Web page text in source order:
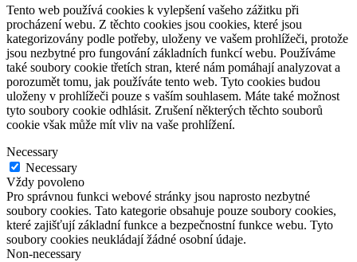
Tento web používá cookies k vylepšení vašeho zážitku při
procházení webu. Z těchto cookies jsou cookies, které jsou
kategorizovány podle potřeby, uloženy ve vašem prohlížeči, protože
jsou nezbytné pro fungování základních funkcí webu. Používáme
také soubory cookie třetích stran, které nám pomáhají analyzovat a
porozumět tomu, jak používáte tento web. Tyto cookies budou
uloženy v prohlížeči pouze s vaším souhlasem. Máte také možnost
tyto soubory cookie odhlásit. Zrušení některých těchto souborů
cookie však může mít vliv na vaše prohlížení.
Necessary
Necessary
Vždy povoleno
Pro správnou funkci webové stránky jsou naprosto nezbytné
soubory cookies. Tato kategorie obsahuje pouze soubory cookies,
které zajišťují základní funkce a bezpečnostní funkce webu. Tyto
soubory cookies neukládají žádné osobní údaje.
Non-necessary